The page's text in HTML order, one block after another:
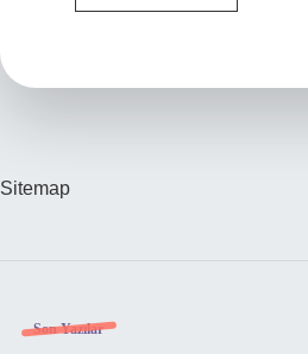
Su
Sitemap
Son Yazılar